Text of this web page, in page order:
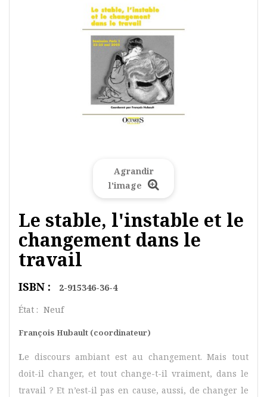
Agrandir
l'image
Le stable, l'instable et le
changement dans le
travail
ISBN :
2-915346-36-4
État : Neuf
François Hubault (coordinateur)
Le discours ambiant est au changement. Mais tout
doit-il changer, et tout change-t-il vraiment, dans le
travail ? Et n’est-il pas en cause, aussi, de changer le